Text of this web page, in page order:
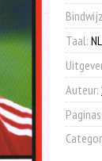
Taal:NL
Auteur:
Paginas: